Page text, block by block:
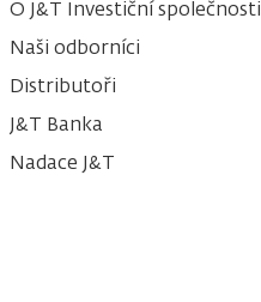
O J&T Investiční společnosti
Naši odborníci
Distributoři
J&T Banka
Nadace J&T